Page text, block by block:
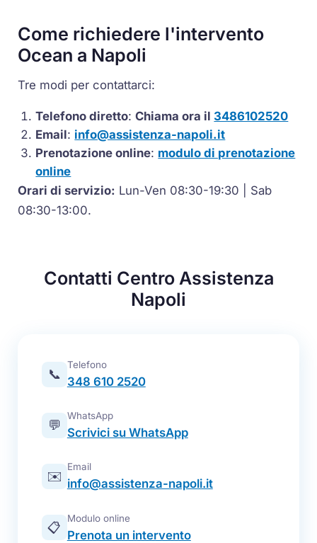
Come richiedere l'intervento
Ocean a Napoli
Tre modi per contattarci:
Telefono diretto:Chiama ora il 3486102520
Email: info@assistenza-napoli.it
Prenotazione online: modulo di prenotazione
online
Orari di servizio: Lun-Ven 08:30-19:30 | Sab
08:30-13:00.
Contatti Centro Assistenza
Napoli
📞
Telefono
348 610 2520
💬
WhatsApp
Scrivici su WhatsApp
✉️
Email
info@assistenza-napoli.it
📋
Modulo online
Prenota un intervento